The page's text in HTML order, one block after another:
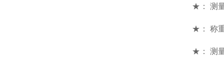
★： 测
★： 称
★： 测